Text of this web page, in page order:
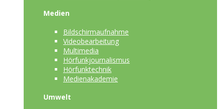
Medien
Bildschirmaufnahme
Videobearbeitung
Multimedia
Hörfunkjournalismus
Hörfunktechnik
Medienakademie
Umwelt